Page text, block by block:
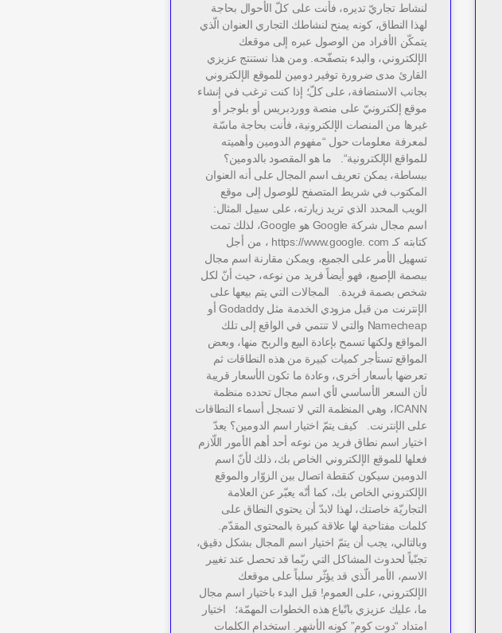
لنشاط تجاريّ تديره، فأنت على كلّ الأحوال بحاجة
لهذا النطاق، كونه يمنح لنشاطك التجاري العنوان الّذي
يتمكّن الأفراد من الوصول عبره إلى موقعك
الإلكتروني، والبدء بتصفّحه. ومن هذا نستنتج عزيزي
القارئ مدى ضرورة توفير دومين للموقع الإلكتروني
بجانب الاستضافة، على كلّ؛ إذا كنت ترغب في إنشاء
موقع إلكترونيّ على منصة ووردبريس أو بلوجر أو
غيرها من المنصات الإلكترونية، فأنت بحاجة ماسّة
لمعرفة معلومات حول “مفهوم الدومين وأهميته
للمواقع الإلكترونية“. ما هو المقصود بالدومين؟
ببساطة، يمكن تعريف اسم المجال على أنه العنوان
المكتوب في شريط المتصفح للوصول إلى موقع
الويب المحدد الذي تريد زيارته، على سبيل المثال:
اسم مجال شركة Google هو Google، لذلك تمت
كتابته كـ https://www.google. com ، من أجل
تسهيل الأمر على الجميع، ويمكن مقارنة اسم مجال
ببصمة الإصبع، فهو أيضاً فريد من نوعه، حيث أنّ لكل
شخص بصمة فريدة. المجالات التي يتم بيعها على
الإنترنت من قبل مزودي الخدمة مثل Godaddy أو
Namecheap والتي لا تنتمي في الواقع إلى تلك
المواقع ولكنها تسمح بإعادة البيع والربح منها، وبعض
المواقع تستأجر كميات كبيرة من هذه النطاقات ثم
تعرضها بأسعار أخرى، وعادة ما تكون الأسعار قريبة
لأن السعر الأساسي لأي اسم مجال تحدده منظمة
ICANN، وهي المنظمة التي لا تسجل أسماء النطاقات
على الإنترنت. كيف يتمّ اختيار اسم الدومين؟ يعدّ
اختيار اسم نطاق فريد من نوعه أحد أهم الأمور اللّازم
فعلها للموقع الإلكتروني الخاص بك، ذلك لأنّ اسم
الدومين سيكون كنقطة اتصال بين الزوّار والموقع
الإلكتروني الخاص بك، كما أنّه يعبّر عن العلامة
التجاريّة خاصتك، لهذا لابدّ أن يحتوي النطاق على
كلمات مفتاحية لها علاقة كبيرة بالمحتوى المقدّم.
وبالتالي، يجب أن يتمّ اختيار اسم المجال بشكل دقيق،
تجنّباً لحدوث المشاكل التي ربّما قد تحصل عند تغيير
الاسم، الأمر الّذي قد يؤثّر سلباً على موقعك
الإلكتروني، على العموم! قبل البدء باختيار اسم مجال
ما، عليك عزيزي باتّباع هذه الخطوات المهمّة؛ اختيار
امتداد “دوت كوم” كونه الأشهر. استخدام الكلمات